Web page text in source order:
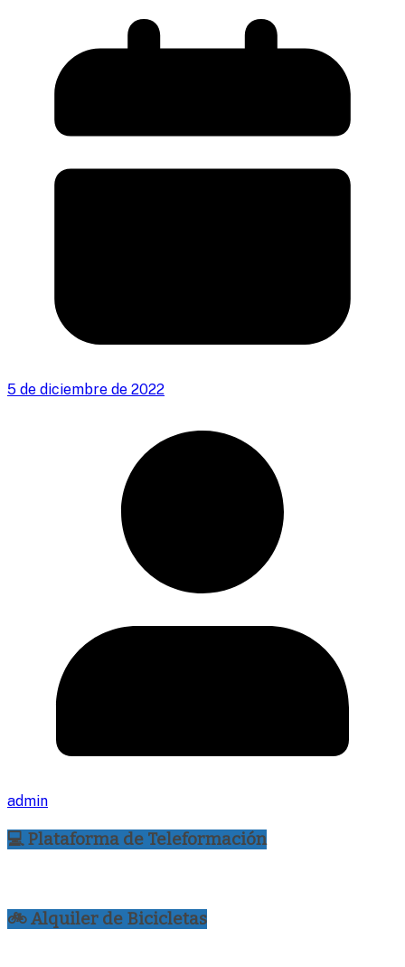
5 de diciembre de 2022
admin
💻 Plataforma de Teleformación
🚲 Alquiler de Bicicletas